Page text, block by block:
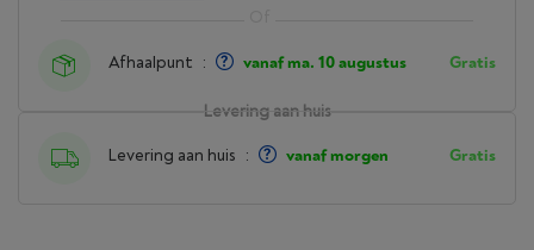
Levering aan huis
Levering aan huis : vanaf morgen Gratis
Afhaalpunt : vanaf ma. 10 augustus Gratis